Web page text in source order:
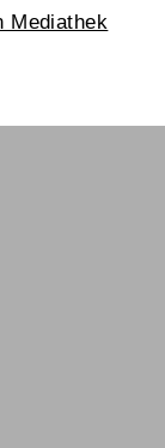
Mediathek